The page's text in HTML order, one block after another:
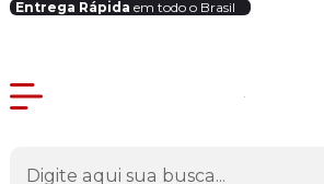
Entrega Rápida em todo o Brasil